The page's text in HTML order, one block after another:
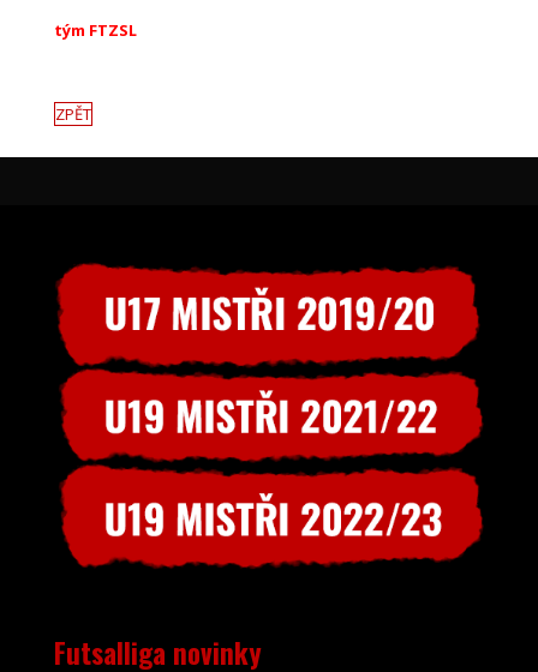
tým FTZSL
ZPĚT
Futsalliga novinky